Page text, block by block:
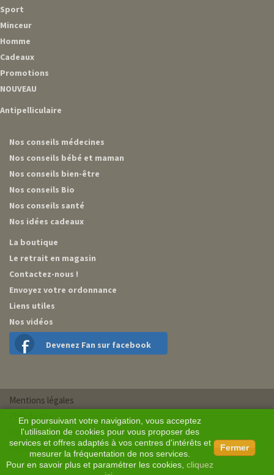
Sport
Minceur
Homme
Cadeaux
Promotions
NOUVEAU
Antipelliculaire
Nos conseils médecines
Nos conseils bébé et maman
Nos conseils bien-être
Nos conseils Bio
Nos conseils santé
Nos idées cadeaux
La boutique
Le retrait en magasin
Contactez-nous !
Envoyez votre ordonnance
Liens utiles
Nos vidéos
Devenez Fan sur facebook
En poursuivant votre navigation, vous acceptez
l'utilisation de cookies pour vous proposer des
services et offres adaptés à vos centres d'intérêts et
mesurer la fréquentation de nos services.
Pour en savoir plus et paramétrer les cookies, cliquez
Fermer
Mentions légales
Plan du site
Conditions générales de vente
Conception BM Services